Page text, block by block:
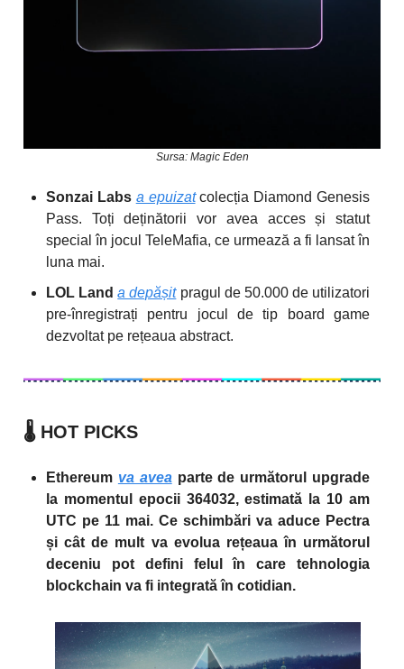
Sursa: Magic Eden
Sonzai Labs a epuizat colecția Diamond Genesis
Pass. Toți deținătorii vor avea acces și statut
special în jocul TeleMafia, ce urmează a fi lansat în
luna mai.
LOL Landa depășitpragul de 50.000 de utilizatori
pre-înregistrați pentru jocul de tip board game
dezvoltat pe rețeaua abstract.
🌡️ HOT PICKS
Ethereum va avea parte de următorul upgrade
la momentul epocii 364032, estimată la 10 am
UTC pe 11 mai. Ce schimbări va aduce Pectra
și cât de mult va evolua rețeaua în următorul
deceniu pot defini felul în care tehnologia
blockchain va fi integrată în cotidian.